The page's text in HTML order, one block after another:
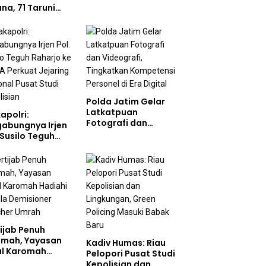
71 Taruni
Siswa
Rakyat
Irjen
Teguh
Jejaring
Pusat
Kepolisian
Polda Jatim Gelar
Latkatpuan
Fotografi dan
Kompetensi
Personel di Era
Digital
Penuh
Yayasan
Karomah
Kadiv Humas: Riau
Pelopori Pusat Studi